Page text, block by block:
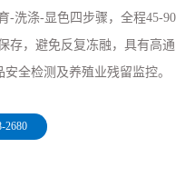
-洗涤-显色四步骤，全程45-90
存，避免反复冻融，具有高通
全检测及养殖业残留监控。
2680